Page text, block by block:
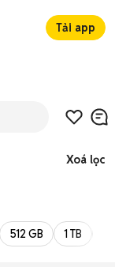
Tải app
Xoá lọc
512 GB 1 TB